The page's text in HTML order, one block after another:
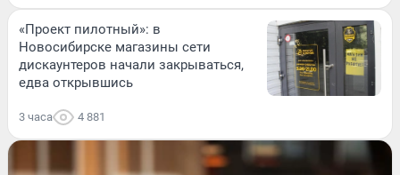
«Проект пилотный»: в
Новосибирске магазины сети
дискаунтеров начали закрываться,
едва открывшись
3 часа 4 881